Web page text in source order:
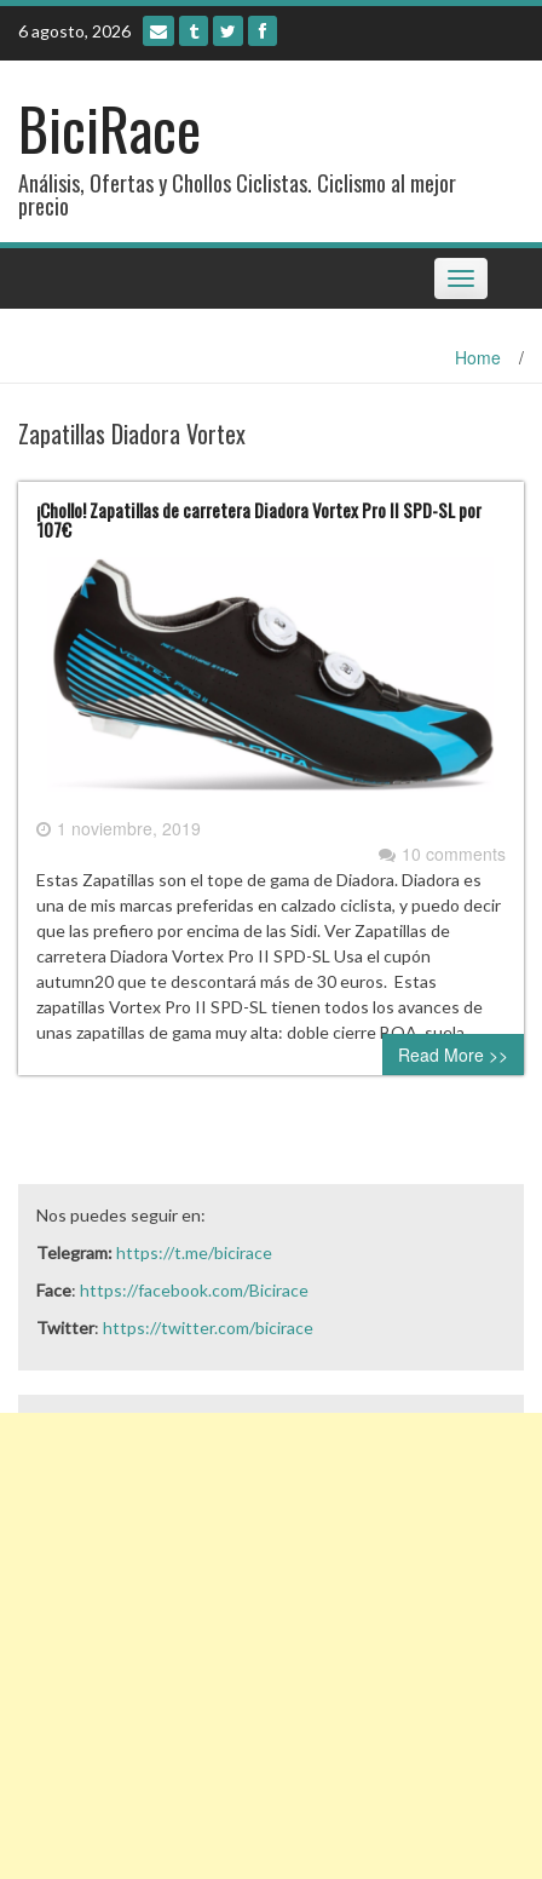
Skip
content
6 agosto, 2026
BiciRace
Análisis, Ofertas y Chollos Ciclistas. Ciclismo al mejor
precio
Toggle
navigation
Home /
Zapatillas Diadora Vortex
¡Chollo! Zapatillas de carretera Diadora Vortex Pro II SPD-SL por
107€
1 noviembre, 2019
10 comments
Estas Zapatillas son el tope de gama de Diadora. Diadora es
una de mis marcas preferidas en calzado ciclista, y puedo decir
que las prefiero por encima de las Sidi. Ver Zapatillas de
carretera Diadora Vortex Pro II SPD-SL Usa el cupón
autumn20 que te descontará más de 30 euros. Estas
zapatillas Vortex Pro II SPD-SL tienen todos los avances de
unas zapatillas de gama muy alta: doble cierre BOA, suela…
Read More >>
Nos puedes seguir en:
Telegram:https://t.me/bicirace
Face: https://facebook.com/Bicirace
Twitter: https://twitter.com/bicirace